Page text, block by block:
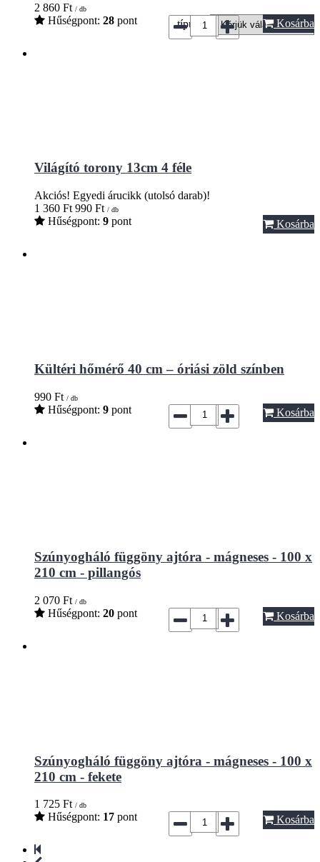
2 860 Ft / db
Hűségpont: 28 pont típus*: Kosárba
Világító torony 13cm 4 féle
Akciós! Egyedi árucikk (utolsó darab)!
1 360 Ft 990 Ft / db
Hűségpont: 9 pont Kosárba
Kültéri hőmérő 40 cm – óriási zöld színben
990 Ft / db
Hűségpont: 9 pont Kosárba
Szúnyogháló függöny ajtóra - mágneses - 100 x
210 cm - pillangós
2 070 Ft / db
Hűségpont: 20 pont Kosárba
Szúnyogháló függöny ajtóra - mágneses - 100 x
210 cm - fekete
1 725 Ft / db
Hűségpont: 17 pont Kosárba